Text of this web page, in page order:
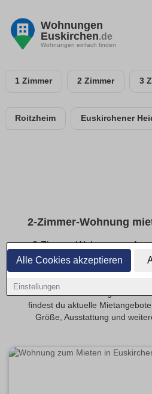
Alle Cookies akzeptieren
Einstellungen
Wohnungen
Euskirchen.de
Wohnungen einfach finden
1 Zimmer 2 Zimmer 3
Roitzheim Euskirchener
2-Zimmer-Wohnung
2-Zimmer-Wohnungen:
Paaren und Berufstätigen. Auf
findest du aktuelle
Größe, Ausstattung und